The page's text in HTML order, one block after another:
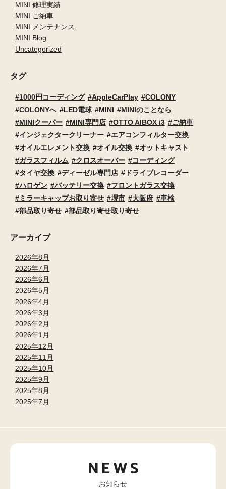
MINI 修理実績
MINI ご納車
MINI メンテナンス
MINI Blog
Uncategorized
タグ
1000円コーディング AppleCarPlay
COLONY
COLONYへ
LED電球 MINI
MINIのことなら
MINIクーパー
MINI専門店 OTTO AIBOX i3
ご納車
インジェクタークリーナー
エアコンフィルター交換
オイルエレメント交換
オイル交換
オットキャスト
ガラスフィルム
クロスオーバー
コーディング
タイヤ交換
ディーゼル専門店
ドライブレコーダー
ハロゲン
バッテリー交換
フロントガラス交換
ミラーキャップお取り寄せ
堺市 大阪府
車検
部品取り寄せ
部品取り寄せ取り寄せ
アーカイブ
2026年8月
2026年7月
2026年6月
2026年5月
2026年4月
2026年3月
2026年2月
2026年1月
2025年12月
2025年11月
2025年10月
2025年9月
2025年8月
2025年7月
NEWS
お知らせ